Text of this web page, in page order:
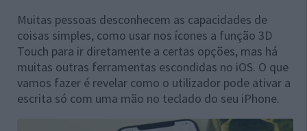
Muitas pessoas desconhecem as capacidades de
coisas simples, como usar nos ícones a função 3D
Touch para ir diretamente a certas opções, mas há
muitas outras ferramentas escondidas no iOS. O que
vamos fazer é revelar como o utilizador pode ativar a
escrita só com uma mão no teclado do seu iPhone.